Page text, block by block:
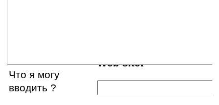
Web site:
Что я могу
вводить ?